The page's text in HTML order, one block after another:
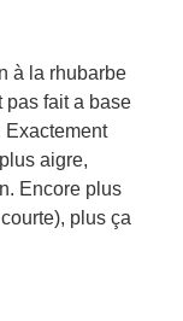
à la rhubarbe
pas fait a base
Exactement
aigre,
Encore plus
plus ça